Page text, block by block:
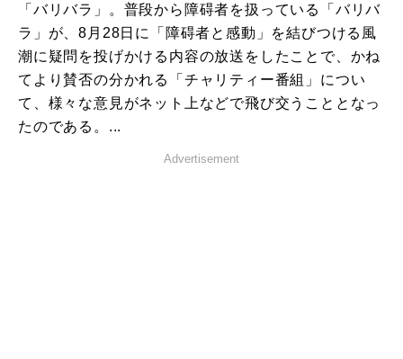
「バリバラ」。普段から障碍者を扱っている「バリバ
ラ」が、8月28日に「障碍者と感動」を結びつける風
潮に疑問を投げかける内容の放送をしたことで、かね
てより賛否の分かれる「チャリティー番組」につい
て、様々な意見がネット上などで飛び交うこととなっ
たのである。...
Advertisement